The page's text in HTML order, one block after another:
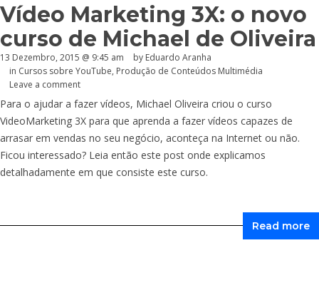
Vídeo Marketing 3X: o novo
curso de Michael de Oliveira
13 Dezembro, 2015 @ 9:45 am by Eduardo Aranha
in Cursos sobre YouTube, Produção de Conteúdos Multimédia
Leave a comment
Para o ajudar a fazer vídeos, Michael Oliveira criou o curso
VideoMarketing 3X para que aprenda a fazer vídeos capazes de
arrasar em vendas no seu negócio, aconteça na Internet ou não.
Ficou interessado? Leia então este post onde explicamos
detalhadamente em que consiste este curso.
Read more